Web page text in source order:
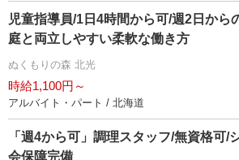
児童指導員/1日4時間から可/週2日から
庭と両立しやすい柔軟な働き方
ぬくもりの森 北光
時給1,100円～
アルバイト・パート / 北海道
「週4から可」調理スタッフ/無資格可/
会保障完備